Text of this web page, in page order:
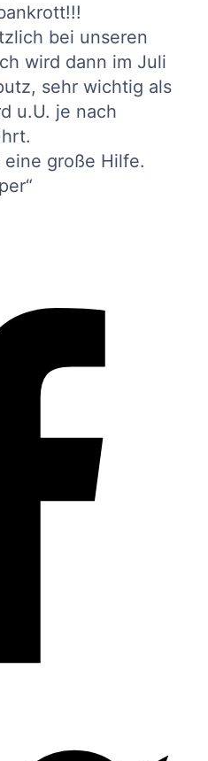
bei unseren
wird dann im Juli
sehr wichtig als
u.U. je nach
eine große Hilfe.